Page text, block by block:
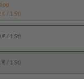
€ / 1 St)
€ / 1 St)
€ / 1 St)